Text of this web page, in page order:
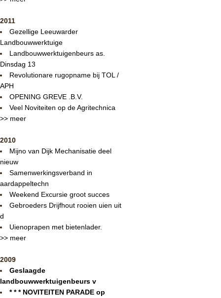
2011
Gezellige Leeuwarder
Landbouwwerktuige
Landbouwwerktuigenbeurs as.
Dinsdag 13
Revolutionare rugopname bij TOL /
APH
OPENING GREVE .B.V.
Veel Noviteiten op de Agritechnica
>> meer
2010
Mijno van Dijk Mechanisatie deel
nieuw
Samenwerkingsverband in
aardappeltechn
Weekend Excursie groot succes
Gebroeders Drijfhout rooien uien uit
d
Uienoprapen met bietenlader.
>> meer
2009
Geslaagde
landbouwwerktuigenbeurs v
* * * NOVITEITEN PARADE op